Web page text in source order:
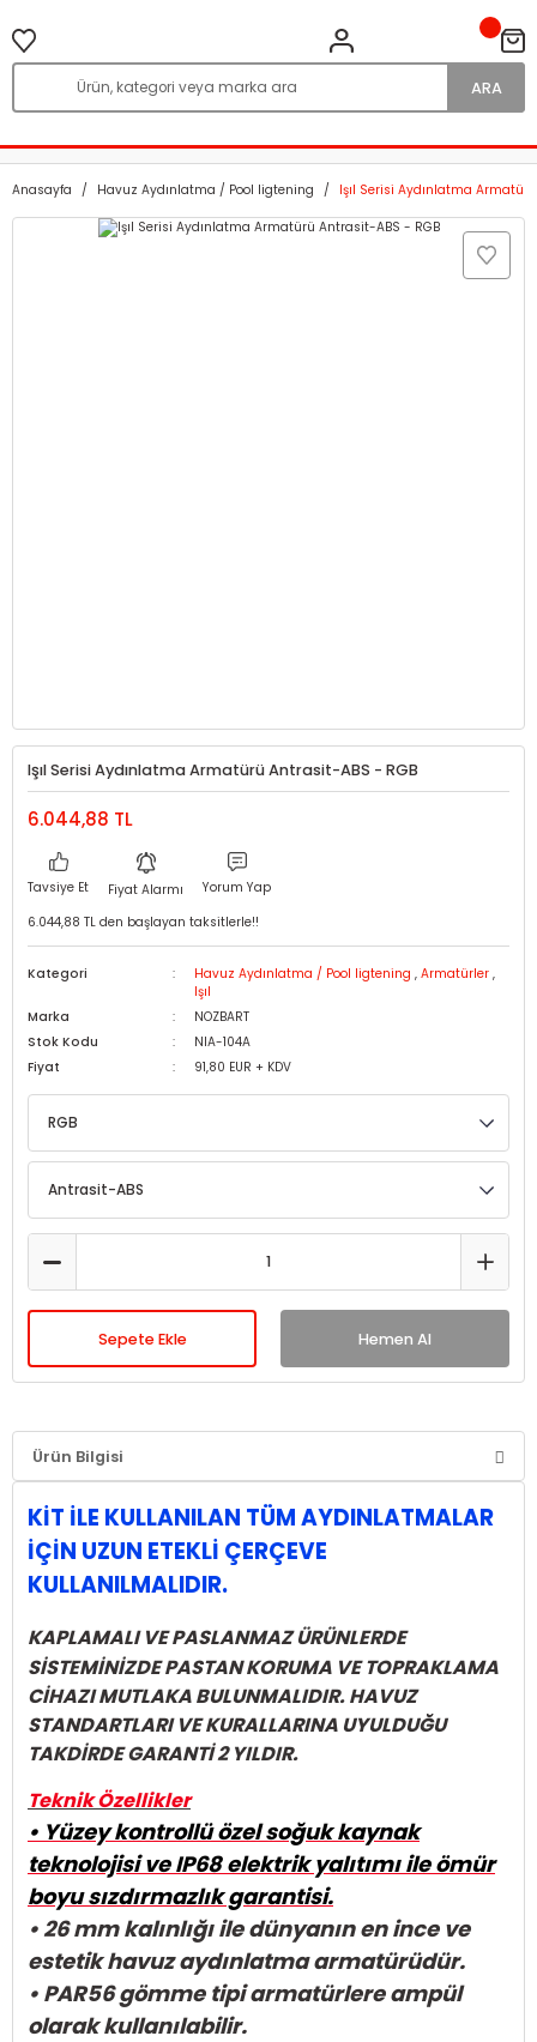
ARA
Anasayfa Havuz Aydınlatma / Pool ligtening Işıl Serisi Aydınlatma
Işıl Serisi Aydınlatma Armatürü Antrasit-ABS - RGB
6.044,88 TL
Tavsiye Et Fiyat Alarmı
Yorum Yap
6.044,88 TL den başlayan taksitlerle!!
Kategori Havuz Aydınlatma / Pool ligtening , Armatürler ,
Işıl
Marka
NOZBART
Stok Kodu
NIA-104A
Fiyat
91,80 EUR + KDV
Sepete Ekle Hemen Al
Ürün Bilgisi
KİT İLE KULLANILAN TÜM AYDINLATMALAR
İÇİN UZUN ETEKLİ ÇERÇEVE
KULLANILMALIDIR.
KAPLAMALI VE PASLANMAZ ÜRÜNLERDE
SİSTEMİNİZDE PASTAN KORUMA VE TOPRAKLAMA
CİHAZI MUTLAKA BULUNMALIDIR. HAVUZ
STANDARTLARI VE KURALLARINA UYULDUĞU
TAKDİRDE GARANTİ 2 YILDIR.
Teknik Özellikler
• Yüzey kontrollü özel soğuk kaynak
teknolojisi ve IP68 elektrik yalıtımı ile ömür
boyu sızdırmazlık garantisi.
• 26 mm kalınlığı ile dünyanın en ince ve
estetik havuz aydınlatma armatürüdür.
• PAR56 gömme tipi armatürlere ampül
olarak kullanılabilir.